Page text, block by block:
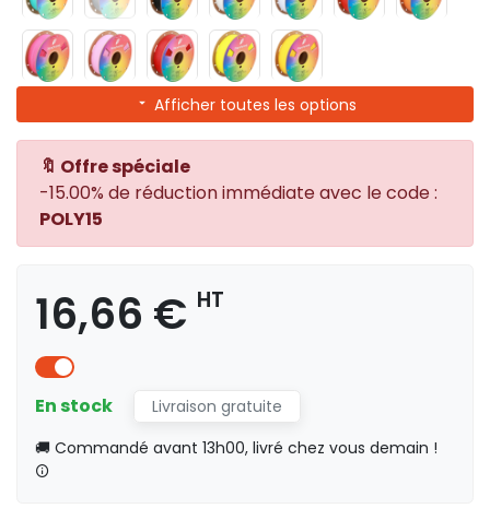
Afficher toutes les options
🔖 Offre spéciale
-15.00% de réduction immédiate avec le code :
POLY15
16,66 € HT
En stock
Livraison gratuite
🚚 Commandé avant 13h00, livré chez vous demain !